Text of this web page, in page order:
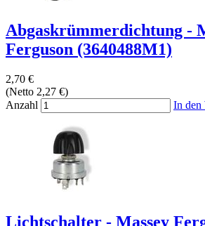
Abgaskrümmerdichtung -
Ferguson (3640488M1)
2,70 €
(Netto 2,27 €)
Anzahl
In den
Lichtschalter - Massey